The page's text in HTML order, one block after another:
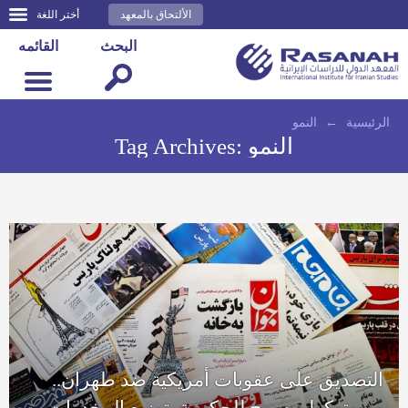
أختر اللغة الألتحاق بالمعهد
القائمه البحث
الرئيسية ← النمو
Tag Archives: النمو
التصديق على عقوبات أمريكية ضد طهران..